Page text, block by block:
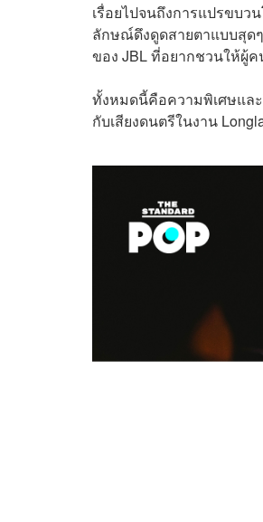
เรื่อยไปจนถึงการแปรขบว
ลักษณ์ดึงดูดสายตาแบบสุด
ของ JBL ที่อยากชวนให้ผู้
ทั้งหมดนี้คือความพิเศษแล
กับเสียงดนตรีในงาน